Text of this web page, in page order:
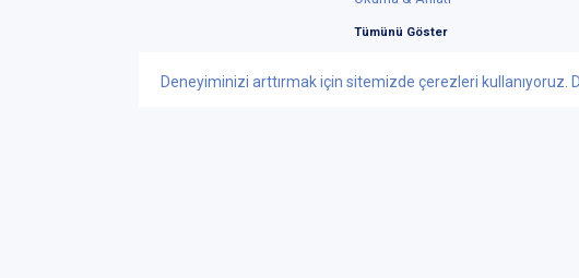
Deneyiminizi arttırmak için sitemizde çerezleri kullanıyoruz.
Tümünü Göster